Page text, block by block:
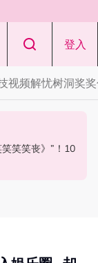
登入
视频解忧树洞奖
马！
笑笑丧》”！10
完蜘蛛人，马上